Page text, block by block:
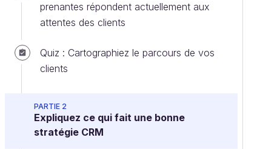
prenantes répondent actuellement aux
attentes des clients
Quiz : Cartographiez le parcours de vos
clients
PARTIE 2
Expliquez ce qui fait une bonne
stratégie CRM